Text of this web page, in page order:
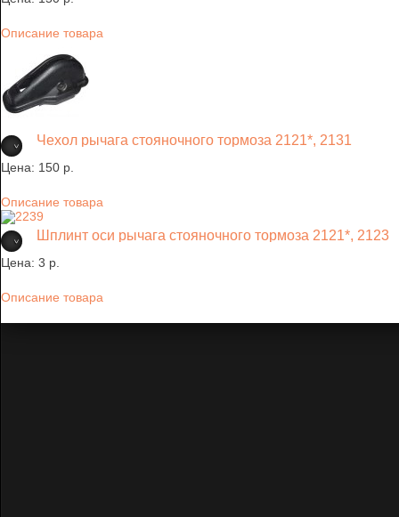
Описание товара
Чехол рычага стояночного тормоза 2121*, 2131
Цена: 150 p.
Описание товара
Шплинт оси рычага стояночного тормоза 2121*, 2123
Цена: 3 p.
Описание товара